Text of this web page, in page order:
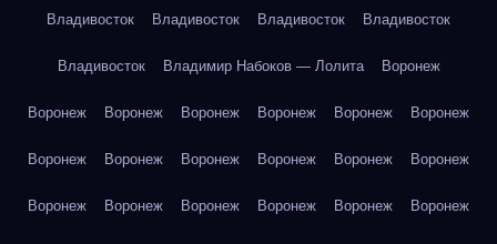
Владивосток Владивосток Владивосток Владивосток
Владивосток Владимир Набоков — Лолита Воронеж
Воронеж Воронеж Воронеж Воронеж Воронеж Воронеж
Воронеж Воронеж Воронеж Воронеж Воронеж Воронеж
Воронеж Воронеж Воронеж Воронеж Воронеж Воронеж